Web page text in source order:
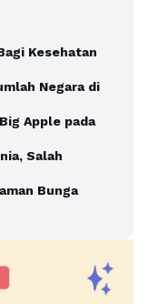
Kesehatan
Negara di
Apple pada
Salah
Bunga